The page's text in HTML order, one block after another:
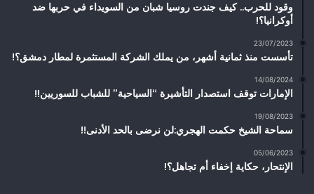
وقود للحرب.. كيف جندت روسيا شبان من السويداء في حربها ضد
أوكرانيا؟!
23/07/2023
تأسست منذ ثمانية أشهر، من يملك الشركة المستثمرة لمطار دمشق؟!
14/08/2024
الإمارات توقف استصدار التأشيرة “السياحية” للشباب للسوريين!!
19/08/2023
سماحة الشيخ حكمت الهجري:لن نرضى بالحد الأدنى!!
05/06/2023
الإنتحار، حكاية إخفاء أم تجاهل؟!